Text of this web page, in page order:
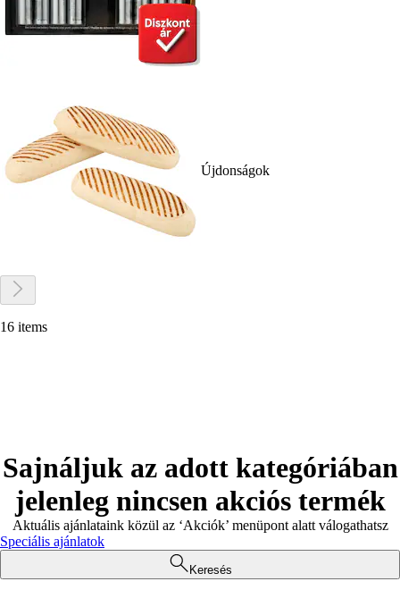
Újdonságok
16 items
Sajnáljuk az adott kategóriában
jelenleg nincsen akciós termék
Aktuális ajánlataink közül az ‘Akciók’ menüpont alatt válogathatsz
Speciális ajánlatok
Keresés